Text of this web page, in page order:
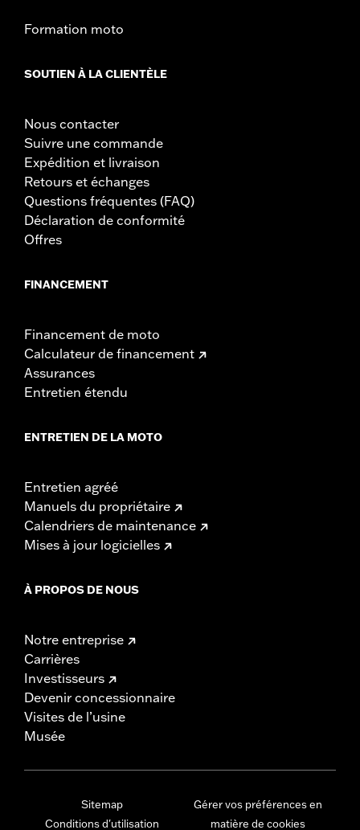
Formation moto
SOUTIEN À LA CLIENTÈLE
Nous contacter
Suivre une commande
Expédition et livraison
Retours et échanges
Questions fréquentes (FAQ)
Déclaration de conformité
Offres
FINANCEMENT
Financement de moto
Calculateur de financement
Assurances
Entretien étendu
ENTRETIEN DE LA MOTO
Entretien agréé
Manuels du propriétaire
Calendriers de maintenance
Mises à jour logicielles
À PROPOS DE NOUS
Notre entreprise
Carrières
Investisseurs
Devenir concessionnaire
Visites de l’usine
Musée
Sitemap
Conditions d'utilisation
Gérer vos préférences en
matière de cookies